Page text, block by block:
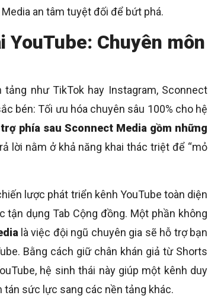
an tâm tuyệt đối để bứt phá.
Chuyên môn
như TikTok hay Instagram, Sconnect
bén: Tối ưu hóa chuyên sâu 100% cho hệ
phía sau Sconnect Media gồm những
lời nằm ở khả năng khai thác triệt để “mỏ
lược phát triển kênh YouTube toàn diện
dụng Tab Cộng đồng. Một phần không
là việc đội ngũ chuyên gia sẽ hỗ trợ bạn
Bằng cách giữ chân khán giả từ Shorts
hệ sinh thái này giúp một kênh duy
tán sức lực sang các nền tảng khác.